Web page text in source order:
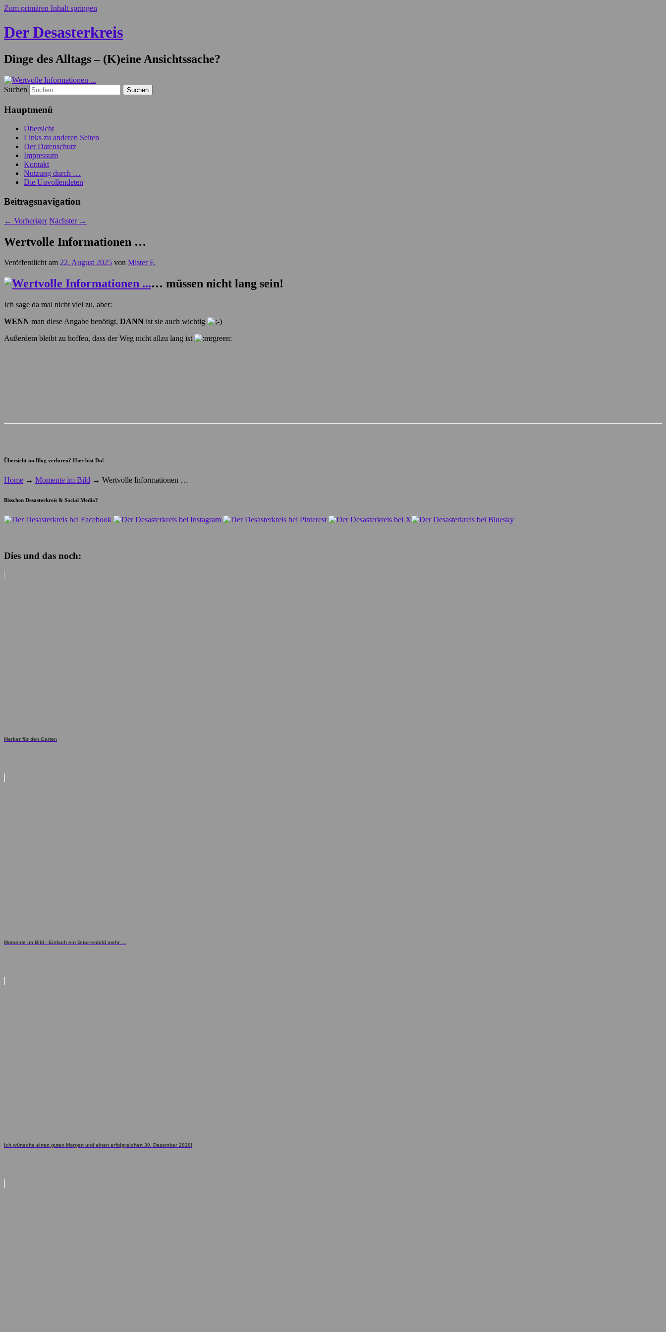
Zum primären Inhalt springen
Der Desasterkreis
Dinge des Alltags – (K)eine Ansichtssache?
Suchen
Hauptmenü
Übersicht
Links zu anderen Seiten
Der Datenschutz
Impressum
Kontakt
Nutzung durch …
Die Unvollendeten
Beitragsnavigation
← Vorheriger Nächster →
Wertvolle Informationen …
Veröffentlicht am 22. August 2025 von Mister F.
… müssen nicht lang sein!
Ich sage da mal nicht viel zu, aber:
WENN man diese Angabe benötigt, DANN ist sie auch wichtig
Außerdem bleibt zu hoffen, dass der Weg nicht allzu lang ist
Übersicht im Blog verloren? Hier bist Du!
Home → Momente im Bild → Wertvolle Informationen …
Bisschen Desasterkreis & Social Media?
Dies und das noch:
Merker für den Garten
Momente im Bild - Einfach ein Gitarrenbild mehr ...
Ich wünsche einen guten Morgen und einen erfolgreichen 30. Dezember 2020!